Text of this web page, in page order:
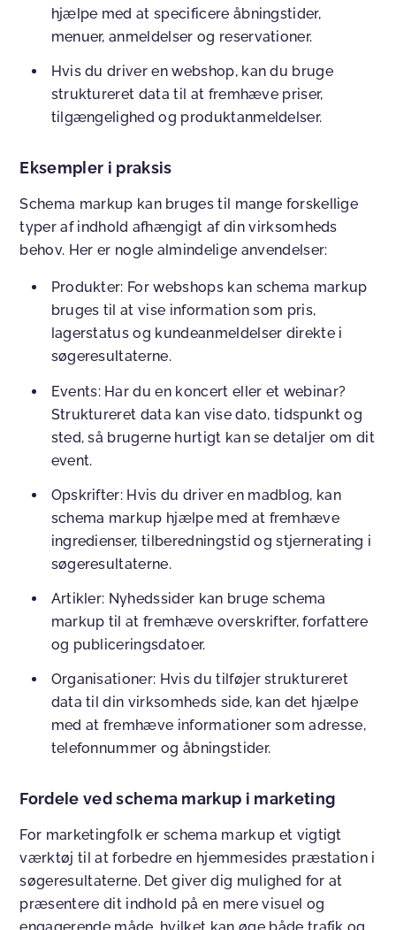
hjælpe med at specificere åbningstider,
menuer, anmeldelser og reservationer.
Hvis du driver en webshop, kan du bruge
struktureret data til at fremhæve priser,
tilgængelighed og produktanmeldelser.
Eksempler i praksis
Schema markup kan bruges til mange forskellige
typer af indhold afhængigt af din virksomheds
behov. Her er nogle almindelige anvendelser:
Produkter: For webshops kan schema markup
bruges til at vise information som pris,
lagerstatus og kundeanmeldelser direkte i
søgeresultaterne.
Events: Har du en koncert eller et webinar?
Struktureret data kan vise dato, tidspunkt og
sted, så brugerne hurtigt kan se detaljer om dit
event.
Opskrifter: Hvis du driver en madblog, kan
schema markup hjælpe med at fremhæve
ingredienser, tilberedningstid og stjernerating i
søgeresultaterne.
Artikler: Nyhedssider kan bruge schema
markup til at fremhæve overskrifter, forfattere
og publiceringsdatoer.
Organisationer: Hvis du tilføjer struktureret
data til din virksomheds side, kan det hjælpe
med at fremhæve informationer som adresse,
telefonnummer og åbningstider.
Fordele ved schema markup i marketing
For marketingfolk er schema markup et vigtigt
værktøj til at forbedre en hjemmesides præstation i
søgeresultaterne. Det giver dig mulighed for at
præsentere dit indhold på en mere visuel og